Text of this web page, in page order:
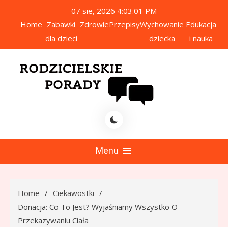
07 sie, 2026 4:03:02 PM
Home Zabawki
dla dzieci
ZdrowiePrzepisyWychowanie
dziecka
Edukacja
i nauka
Porady
Menu
Home
Ciekawostki
Donacja: Co To Jest? Wyjaśniamy Wszystko O
Przekazywaniu Ciała